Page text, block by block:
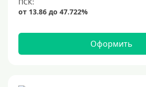
В долларах США
В евро
Заемщики
Оформить